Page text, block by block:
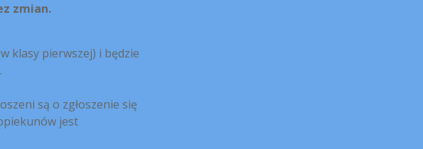
zmian.
klasy pierwszej) i będzie
są o zgłoszenie się
jest